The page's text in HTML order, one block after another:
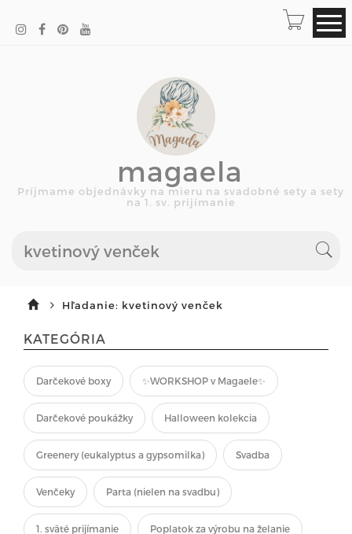
magaela
Príjmame objednávky na mieru na svadobné sety a sety
na 1. sv. prijímanie
Hľadanie: kvetinový venček
KATEGÓRIA
Darčekové boxy ✨WORKSHOP v Magaele✨
Darčekové poukážky Halloween kolekcia
Greenery (eukalyptus a gypsomilka) Svadba
Venčeky Parta (nielen na svadbu)
1. sväté prijímanie Poplatok za výrobu na želanie